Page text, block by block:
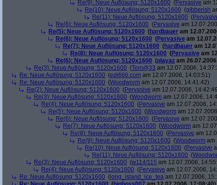
Re(9): Neue Auflösung: 5120x1600 (Pervasive am
Re(10): Neue Auflösung: 5120x1600 (gibberish
Re(11): Neue Auflösung: 5120x1600 (
Re(6): Neue Auflösung: 5120x1600 (Pervasive am
Re(5): Neue Auflösung: 5120x1600 (hardbauer am
Re(6): Neue Auflösung: 5120x1600 (Pervasive am
Re(7): Neue Auflösung: 5120x1600 (hardbauer am
Re(8): Neue Auflösung: 5120x1600 (Pervasive am
Re(6): Neue Auflösung: 5120x1600 (playaz am
Re(3): Neue Auflösung: 5120x1600 (Tom@33 am 12.07.2006,
Re: Neue Auflösung: 5120x1600 (edi666.com am 12.07.2006, 14:03:51)
Re: Neue Auflösung: 5120x1600 (Woodworm am 12.07.2006, 14:41:42)
Re(2): Neue Auflösung: 5120x1600 (Pervasive am 12.07.2006,
Re(3): Neue Auflösung: 5120x1600 (Woodworm am 12.07.2006,
Re(4): Neue Auflösung: 5120x1600 (Pervasive am 12.07.2006,
Re(5): Neue Auflösung: 5120x1600 (Woodworm am
Re(6): Neue Auflösung: 5120x1600 (Pervasive am
Re(7): Neue Auflösung: 5120x1600 (Woodworm am
Re(8): Neue Auflösung: 5120x1600 (Pervasive am
Re(9): Neue Auflösung: 5120x1600 (Woodworm am
Re(10): Neue Auflösung: 5120x1600 (Pervasive
Re(11): Neue Auflösung: 5120x1600 (
Re(3): Neue Auflösung: 5120x1600 (w114/115 am 12.07.2006,
Re(4): Neue Auflösung: 5120x1600 (Pervasive am 12.07.2006,
Re: Neue Auflösung: 5120x1600 ( long_island_ice_tea am 12.07.2006,